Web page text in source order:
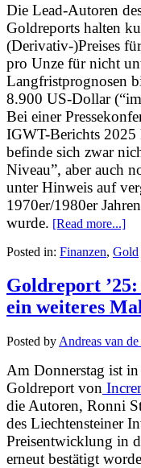
Die Lead-Autoren
Goldreports halten
(Derivativ-)Preises
pro Unze für nicht
Langfristprognosen
8.900 US-Dollar
Bei einer
IGWT-Berichts 2025
befinde sich zwar
Niveau”, aber auch
unter Hinweis auf
1970er/1980er
wurde. [Read more...]
Posted in: Finanzen, Gold
Goldreport
ein weiteres
Posted by Andreas van
Am Donnerstag ist
Goldreport von
die Autoren, Ronni
des Liechtensteiner
Preisentwicklung in
erneut bestätigt